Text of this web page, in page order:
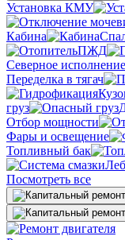
Установка КМУ
Кабина
ПЖД
Северное исполнение
Переделка в тягач
груз
Отбор мощности
Фары и освещение
Топливный бак
Посмотреть все